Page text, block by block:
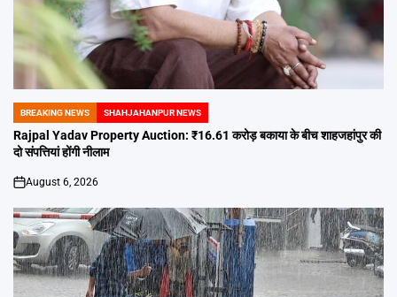
POSTED
IN
BREAKING NEWS SHAHJAHANPUR NEWS
Rajpal Yadav Property Auction: ₹16.61 करोड़ बकाया के बीच शाहजहांपुर की
दो संपत्तियां होंगी नीलाम
on
August 6, 2026